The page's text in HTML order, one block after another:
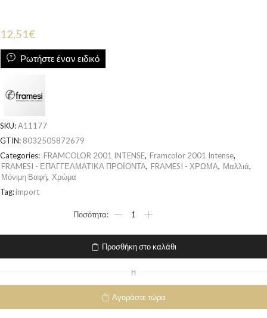
12,51€
Ρωτήστε έναν ειδικό
SKU:A11177
GTIN: 8032505872679
Categories: FRAMCOLOR 2001 INTENSE, Framcolor 2001 Intense,
FRAMESI - ΕΠΑΓΓΕΛΜΑΤΙΚΑ ΠΡΟΪΟΝΤΑ, FRAMESI - ΧΡΩΜΑ, Μαλλιά,
Μόνιμη Βαφή, Χρώμα
Tag:import
Προσθήκη στο καλάθι
H
Αγοράστε τώρα